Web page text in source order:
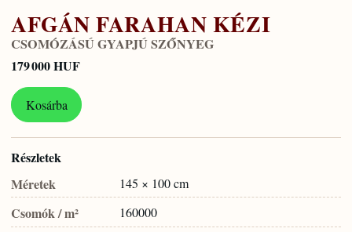
AFGÁN FARAHAN KÉZI
CSOMÓZÁSÚ GYAPJÚ SZŐNYEG
179 000 HUF
Kosárba
Részletek
Méretek
145 × 100 cm
Csomók / m² 160000